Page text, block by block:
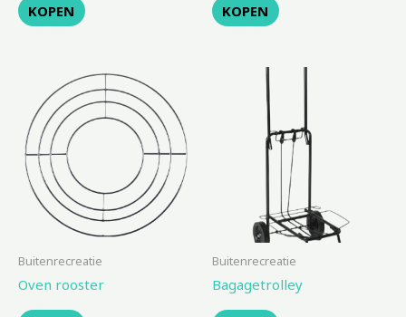
KOPEN KOPEN
Buitenrecreatie
Oven rooster
Buitenrecreatie
Bagagetrolley